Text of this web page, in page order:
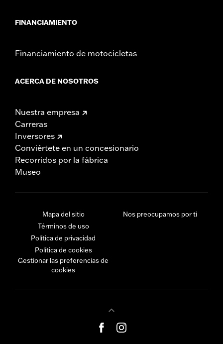
FINANCIAMIENTO
Financiamiento de motocicletas
ACERCA DE NOSOTROS
Nuestra empresa
Carreras
Inversores
Conviértete en un concesionario
Recorridos por la fábrica
Museo
Mapa del sitio
Términos de uso
Política de privacidad
Política de cookies
Gestionar las preferencias de
cookies
Nos preocupamos por ti